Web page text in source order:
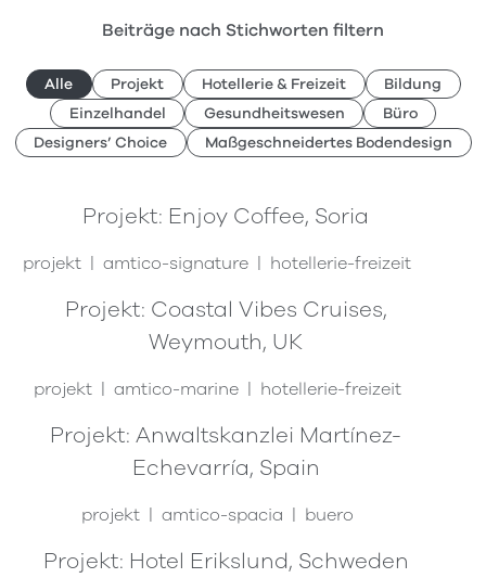
Beiträge nach Stichworten filtern
Alle Projekt Hotellerie & Freizeit
Bildung
Einzelhandel
Gesundheitswesen
Büro
Designers’ Choice
Maßgeschneidertes Bodendesign
Projekt: Enjoy Coffee, Soria
projekt amtico-signature hotellerie-freizeit
Projekt: Coastal Vibes Cruises,
Weymouth, UK
projekt amtico-marine hotellerie-freizeit
Projekt: Anwaltskanzlei Martínez-
Echevarría, Spain
projekt amtico-spacia buero
Projekt: Hotel Erikslund, Schweden